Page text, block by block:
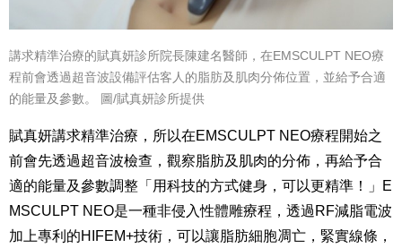
講求精準治療的賦真妍診所院長陳建名醫師，在EMSCULPT NEO療
程前會透過超音波設備評估客人的脂肪及肌肉分佈位置，並給予合適
的能量及參數。 圖/賦真妍診所提供
賦真妍講求精準治療，所以在EMSCULPT NEO療程開始之
前會先透過超音波檢查，觀察脂肪及肌肉的分佈，再給予合
適的能量及參數調整「用科技的方式健身，可以更精準！」
E
MSCULPT NEO是一種非侵入性體雕療程，透過RF減脂電波
加上專利的HIFEM+技術，可以讓脂肪細胞凋亡，緊實線條，